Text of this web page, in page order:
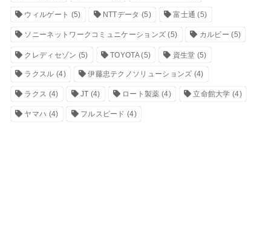
ウィルゲート (5) NTTデータ (5) 富士通 (5)
ソニーネットワークコミュニケーションズ (5) カルビー (5)
クレディセゾン (5) TOYOTA(5) 資生堂 (5)
ラクスル (4) 伊藤忠テクノソリューションズ (4)
ラクス (4) JT (4) ロート製薬 (4) 立命館大学 (4)
ヤマハ (4) フルスピード (4)